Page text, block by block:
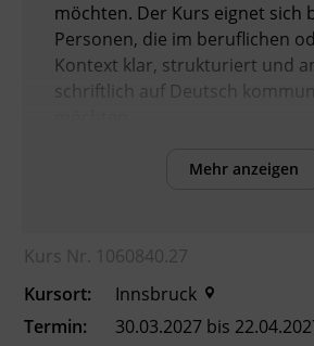
möchten. Der Kurs eignet sich
Personen, die im beruflichen
Kontext klar, strukturiert und
schriftlich auf Deutsch
die BFI Tirol Homepage
Inhalte
Mehr anzeigen
Kurs Nr. 1060840.27
Kursort:
Innsbruck
Termin:
30.03.2027 bis